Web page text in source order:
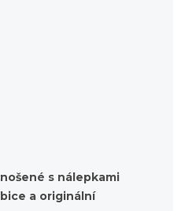
s nálepkami
a originální